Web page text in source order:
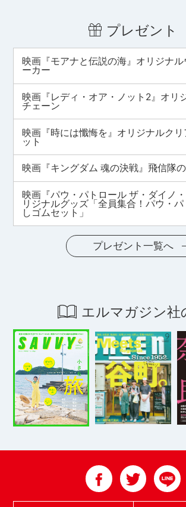
プレゼント
映画『モアナと伝説の海』オリジナ
ーカー
映画『レディ・オア・ノット2』オリ
チェーン
映画『時には懺悔を』オリジナルク
ット
映画『キングダム 魂の決戦』飛信隊
映画『パウ・パトロール ザ・ダイノ
リジナルグッズ「全員集合！パウ・
しゴムセット」
プレゼント一覧へ
エルマガジン社